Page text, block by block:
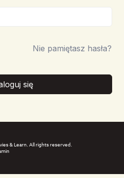
Nie pamiętasz hasła?
się
& Learn. All rights reserved.